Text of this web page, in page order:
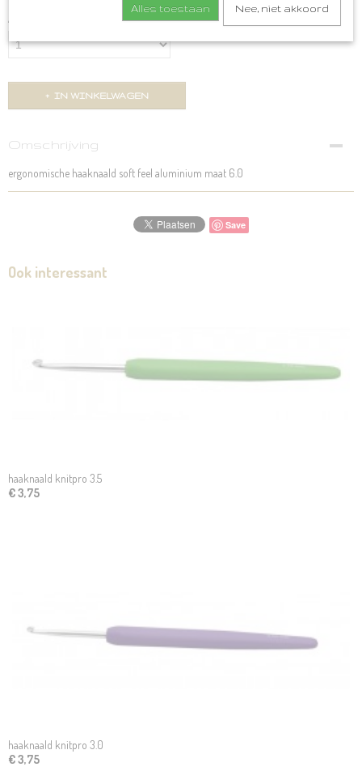
Aantal
IN WINKELWAGEN
Omschrijving
ergonomische haaknaald soft feel aluminium maat 6.0
Save
Ook interessant
haaknaald knitpro 3.5
€ 3,75
haaknaald knitpro 3.0
€ 3,75
Alles toestaan Nee, niet akkoord